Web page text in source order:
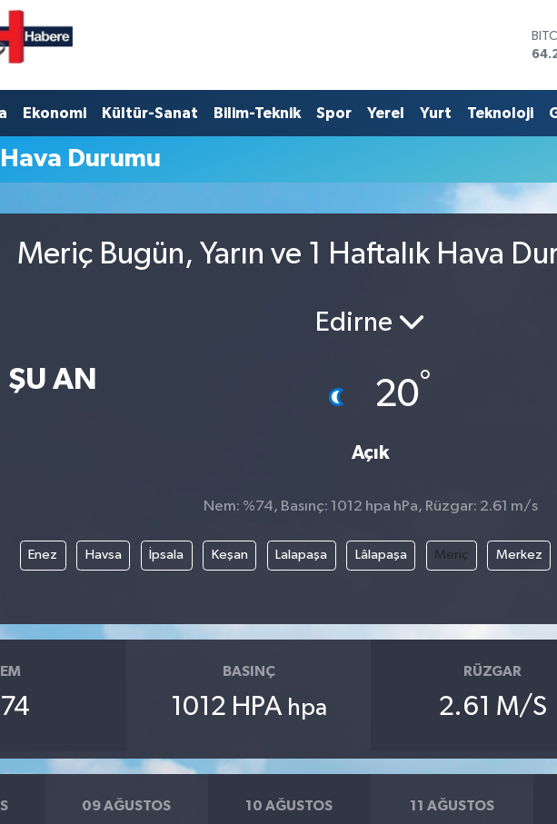
Ekonomi Kültür-Sanat Bilim-Teknik Spor Yerel Yurt Teknoloji
Durumu
Meriç Bugün, Yarın ve 1 Haftalık Hava
ŞU AN
Edirne
20°
Açık
Nem: %74, Basınç: 1012 hpa hPa, Rüzgar: 2.61 m/s
Enez Havsa İpsala Keşan Lalapaşa Lâlapaşa Meriç Merkez
BASINÇ
1012 HPA hpa
RÜZGAR
2.61 M/S
09 AĞUSTOS 10 AĞUSTOS 11 AĞUSTOS
Fikstür